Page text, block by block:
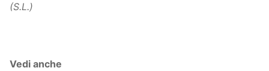
(S.L.)
Vedi anche